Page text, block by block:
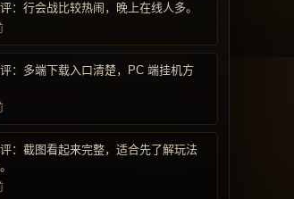
：行会战比较热闹，晚上在线人多。
：多端下载入口清楚，PC 端挂机方
：截图看起来完整，适合先了解玩法